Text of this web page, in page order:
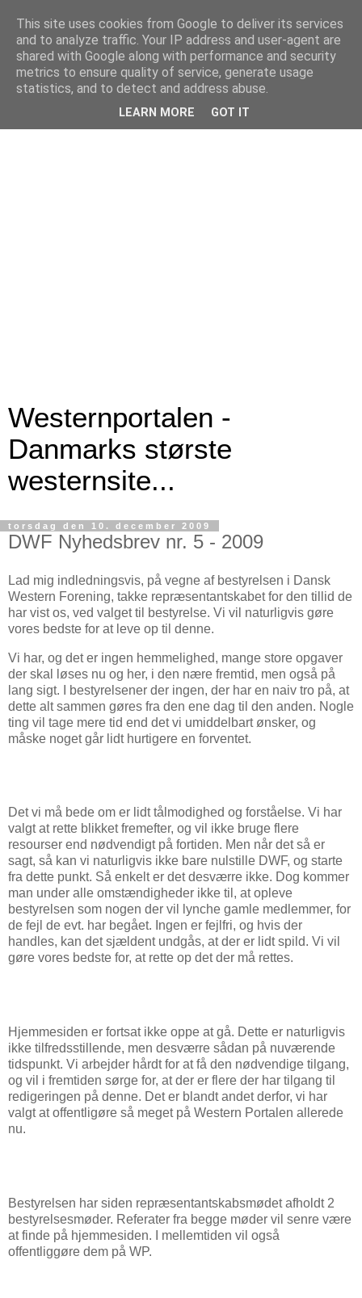
Westernportalen -
Danmarks største
westernsite...
torsdag den 10. december 2009
DWF Nyhedsbrev nr. 5 - 2009
Lad mig indledningsvis, på vegne af bestyrelsen i Dansk
Western Forening, takke repræsentantskabet for den tillid de
har vist os, ved valget til bestyrelse. Vi vil naturligvis gøre
vores bedste for at leve op til denne.
Vi har, og det er ingen hemmelighed, mange store opgaver
der skal løses nu og her, i den nære fremtid, men også på
lang sigt. I bestyrelsener der ingen, der har en naiv tro på, at
dette alt sammen gøres fra den ene dag til den anden. Nogle
ting vil tage mere tid end det vi umiddelbart ønsker, og
måske noget går lidt hurtigere en forventet.
Det vi må bede om er lidt tålmodighed og forståelse. Vi har
valgt at rette blikket fremefter, og vil ikke bruge flere
resourser end nødvendigt på fortiden. Men når det så er
sagt, så kan vi naturligvis ikke bare nulstille DWF, og starte
fra dette punkt. Så enkelt er det desværre ikke. Dog kommer
man under alle omstændigheder ikke til, at opleve
bestyrelsen som nogen der vil lynche gamle medlemmer, for
de fejl de evt. har begået. Ingen er fejlfri, og hvis der
handles, kan det sjældent undgås, at der er lidt spild. Vi vil
gøre vores bedste for, at rette op det der må rettes.
Hjemmesiden er fortsat ikke oppe at gå. Dette er naturligvis
ikke tilfredsstillende, men desværre sådan på nuværende
tidspunkt. Vi arbejder hårdt for at få den nødvendige tilgang,
og vil i fremtiden sørge for, at der er flere der har tilgang til
redigeringen på denne. Det er blandt andet derfor, vi har
valgt at offentligøre så meget på Western Portalen allerede
nu.
Bestyrelsen har siden repræsentantskabsmødet afholdt 2
bestyrelsesmøder. Referater fra begge møder vil senre være
at finde på hjemmesiden. I mellemtiden vil også
offentliggøre dem på WP.
This site uses cookies from Google to deliver its services
and to analyze traffic. Your IP address and user-agent are
shared with Google along with performance and security
metrics to ensure quality of service, generate usage
statistics, and to detect and address abuse.
LEARN MORE GOT IT